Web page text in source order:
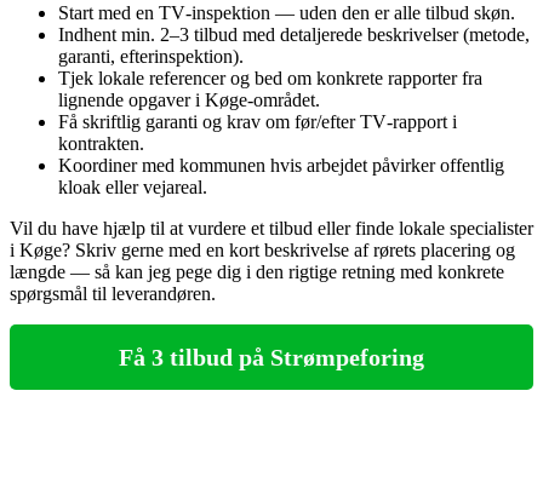
Start med en TV‑inspektion — uden den er alle tilbud skøn.
Indhent min. 2–3 tilbud med detaljerede beskrivelser (metode,
garanti, efterinspektion).
Tjek lokale referencer og bed om konkrete rapporter fra
lignende opgaver i Køge‑området.
Få skriftlig garanti og krav om før/efter TV‑rapport i
kontrakten.
Koordiner med kommunen hvis arbejdet påvirker offentlig
kloak eller vejareal.
Vil du have hjælp til at vurdere et tilbud eller finde lokale specialister
i Køge? Skriv gerne med en kort beskrivelse af rørets placering og
længde — så kan jeg pege dig i den rigtige retning med konkrete
spørgsmål til leverandøren.
Få 3 tilbud på Strømpeforing